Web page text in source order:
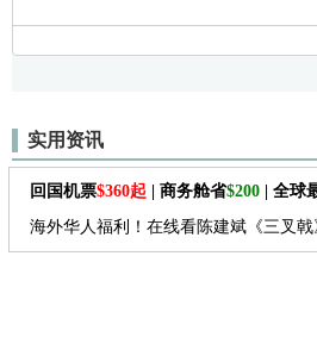
实用资讯
回国机票$360起 | 商务舱省$200 | 全球
海外华人福利！在线看陈建斌《三叉